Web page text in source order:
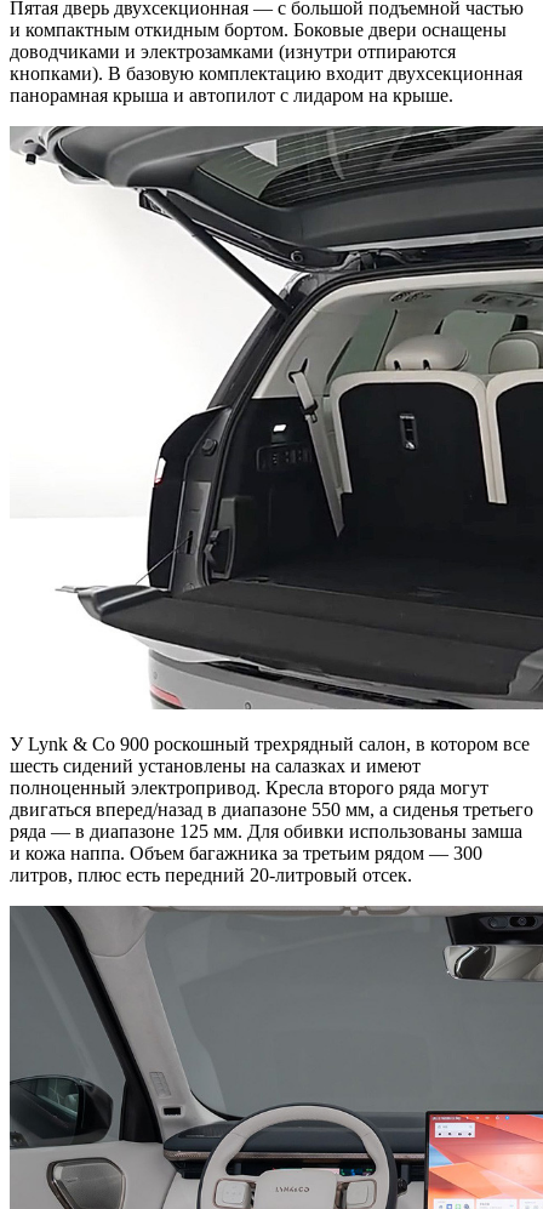
Пятая дверь двухсекционная — с большой подъемной частью
и компактным откидным бортом. Боковые двери оснащены
доводчиками и электрозамками (изнутри отпираются
кнопками). В базовую комплектацию входит двухсекционная
панорамная крыша и автопилот с лидаром на крыше.
У Lynk & Co 900 роскошный трехрядный салон, в котором все
шесть сидений установлены на салазках и имеют
полноценный электропривод. Кресла второго ряда могут
двигаться вперед/назад в диапазоне 550 мм, а сиденья третьего
ряда — в диапазоне 125 мм. Для обивки использованы замша
и кожа наппа. Объем багажника за третьим рядом — 300
литров, плюс есть передний 20-литровый отсек.